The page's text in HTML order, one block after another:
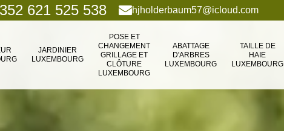
621 525 538 hjholderbaum57@icloud.com
JARDINIER
LUXEMBOURG
POSE ET
CHANGEMENT
GRILLAGE ET
CLÔTURE
LUXEMBOURG
ABATTAGE
D'ARBRES
LUXEMBOURG
TAILLE DE
HAIE
LUXEMBOURG